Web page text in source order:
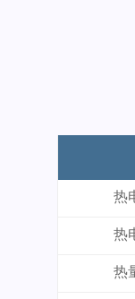
热
热
热